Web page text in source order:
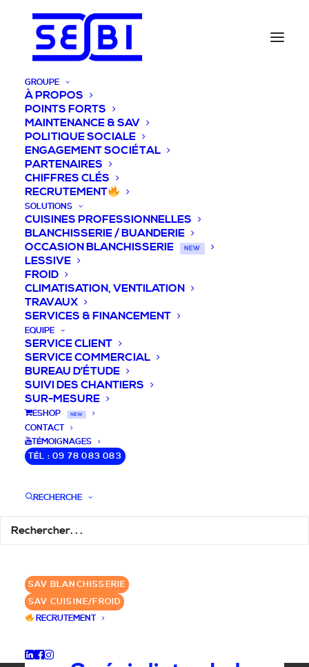
GROUPE
À PROPOS
POINTS FORTS
MAINTENANCE & SAV
POLITIQUE SOCIALE
ENGAGEMENT SOCIÉTAL
PARTENAIRES
CHIFFRES CLÉS
RECRUTEMENT
SOLUTIONS
CUISINES PROFESSIONNELLES
BLANCHISSERIE / BUANDERIE
OCCASION BLANCHISSERIE
NEW
LESSIVE
FROID
CLIMATISATION, VENTILATION
TRAVAUX
SERVICES & FINANCEMENT
EQUIPE
SERVICE CLIENT
SERVICE COMMERCIAL
BUREAU D’ÉTUDE
SUIVI DES CHANTIERS
SUR-MESURE
ESHOP NEW
CONTACT
TÉMOIGNAGES
TÉL : 09 78 083 083
RECHERCHE
SAV BLANCHISSERIE
SAV CUISINE/FROID
RECRUTEMENT
DEVIS / CONSEILS /
QUESTIONS
votre projet de blanchisserie intégrée!
✆ 09 78 083 083